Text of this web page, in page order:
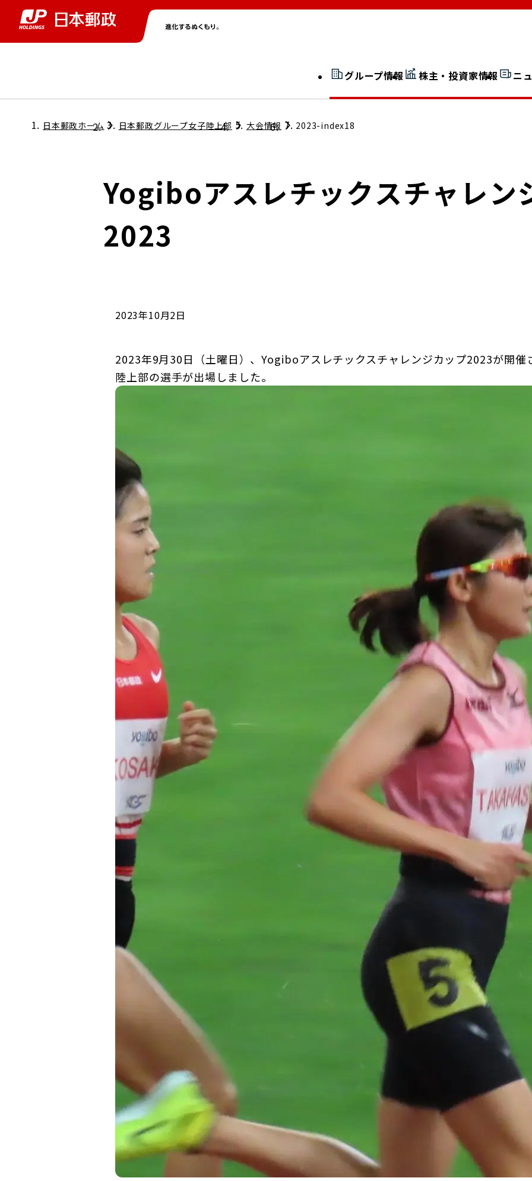
グループ情報
グループ情報トップ
ローカル共創イニシアティブ
社長室通信
JP 改革実行委員会
株主・投資家情報
株主・投資家情報トップ
IRサイトマップ
ニ
ニューストップ
サステナビリティトップ
サステナビリティマネジメント
開示情報検索 外部からの評価
採用情報トップ
日本郵政ホーム 日本郵政グループ女子陸上部 大会情報 2023-index18
Yogiboアスレチックスチャレン
2023
2023年10月2日
2023年9月30日（土曜日）、Yogiboアスレチックスチャレンジカップ2023が開催
陸上部の選手が出場しました。